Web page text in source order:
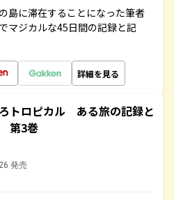
島に滞在することになった筆者
マジカルな45日間の記録と記
詳細を見る
トロピカル ある旅の記録と
第3巻
発売